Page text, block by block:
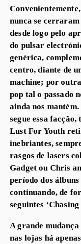
nunca se cerraram
desde logo pelo
do pulsar
genérica,
centro, diante de
machine; por
pop tal o passado
ainda nos
segue essa
Lust For Youth
inebriantes,
rasgos de lasers
Gadget ou Chris
período dos álbuns
continuando, de
seguintes
A grande
nas lojas há